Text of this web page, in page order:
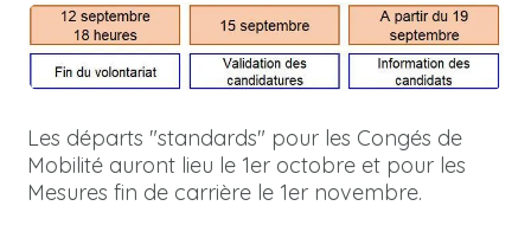
Les départs "standards" pour les Congés de
Mobilité auront lieu le 1er octobre et pour les
Mesures fin de carrière le 1er novembre.